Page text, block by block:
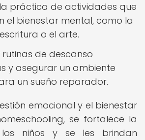
práctica de actividades que
el bienestar mental, como la
o el arte.
rutinas de descanso
y asegurar un ambiente
un sueño reparador.
emocional y el bienestar
se fortalece la
los niños y se les brindan